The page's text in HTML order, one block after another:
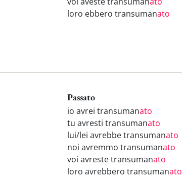
loro ebbero transumanato
Passato
io avrei transumanato
tu avresti transumanato
lui/lei avrebbe transumanato
noi avremmo transumanato
voi avreste transumanato
loro avrebbero transumanato